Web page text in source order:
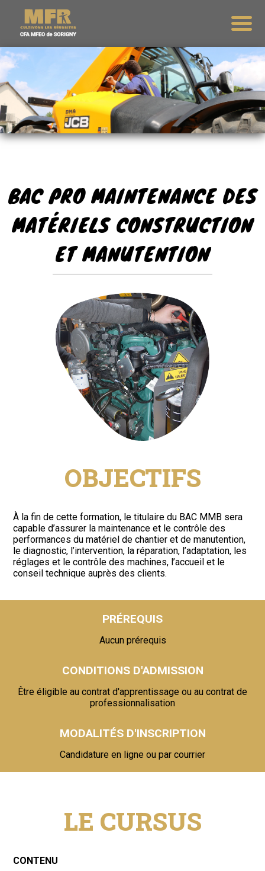
BAC PRO MAINTENANCE DES
MATÉRIELS CONSTRUCTION
ET MANUTENTION
OBJECTIFS
À la fin de cette formation, le titulaire du BAC MMB sera
capable d’assurer la maintenance et le contrôle des
performances du matériel de chantier et de manutention,
le diagnostic, l’intervention, la réparation, l’adaptation, les
réglages et le contrôle des machines, l’accueil et le
conseil technique auprès des clients.
PRÉREQUIS
Aucun prérequis
CONDITIONS D'ADMISSION
Être éligible au contrat d'apprentissage ou au contrat de
professionnalisation
MODALITÉS D'INSCRIPTION
Candidature en ligne ou par courrier
LE CURSUS
CONTENU